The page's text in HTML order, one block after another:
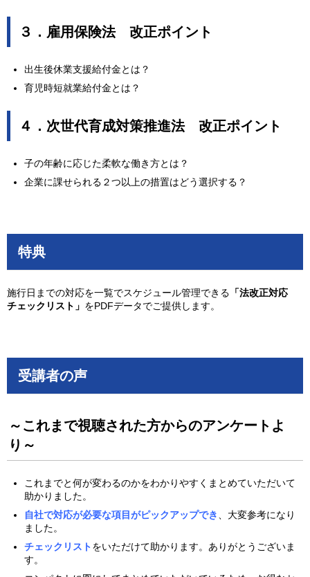
３．雇用保険法 改正ポイント
出生後休業支援給付金とは？
育児時短就業給付金とは？
４．次世代育成対策推進法 改正ポイント
子の年齢に応じた柔軟な働き方とは？
企業に課せられる２つ以上の措置はどう選択する？
特典
施行日までの対応を一覧でスケジュール管理できる 「法改正対応
チェックリスト」 をPDFデータでご提供します。
受講者の声
～これまで視聴された方からのアンケートよ
り～
これまでと何が変わるのかをわかりやすくまとめていただいて
助かりました。
自社で対応が必要な項目がピックアップでき
、大変参考になり
ました。
チェックリストをいただけて助かります。ありがとうございま
す。